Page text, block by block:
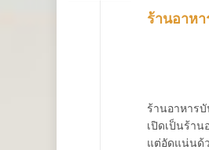
ร้านอาห
ร้านอาหาร
เปิดเป็นร้า
แต่อัดแน่นด้